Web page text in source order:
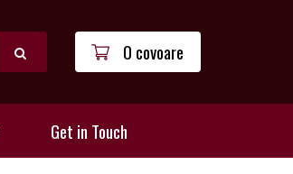
0 covoare
Get in Touch